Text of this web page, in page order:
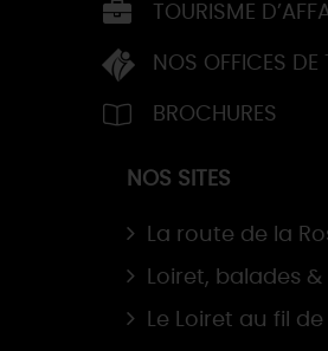
TOURISME
NOS OFFICES DE
BROCHURES
NOS SITES
La route de la
Loiret, balades
Le Loiret au fil de